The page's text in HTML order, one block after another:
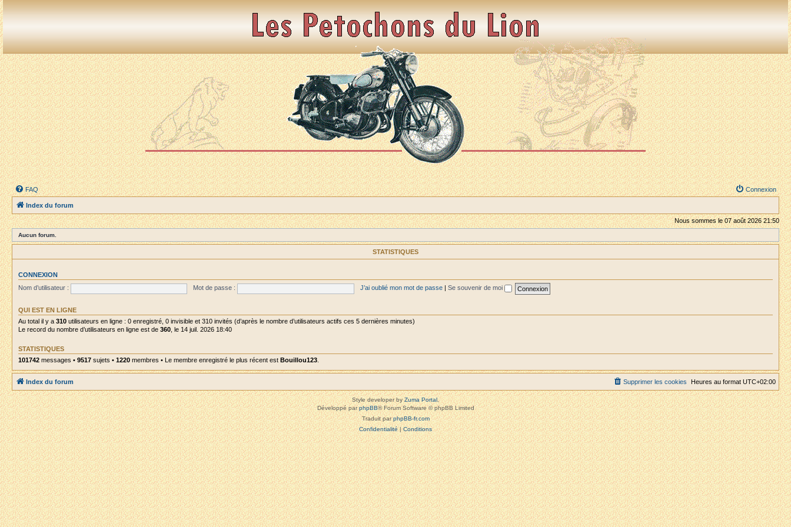
FAQ Connexion
Index du forum
Nous sommes le 07 août 2026 21:50
Aucun forum.
STATISTIQUES
CONNEXION
Nom d’utilisateur :
Mot de passe : J’ai oublié mon mot de passe Se souvenir de moi
QUI EST EN LIGNE
Au total il y a 310 utilisateurs en ligne : 0 enregistré, 0 invisible et 310 invités (d’après le nombre d’utilisateurs actifs ces 5 dernières minutes)
Le record du nombre d’utilisateurs en ligne est de 360 , le 14 juil. 2026 18:40
STATISTIQUES
101742 messages • 9517 sujets • 1220 membres • Le membre enregistré le plus récent est Bouillou123
Index du forum Heures au format UTC+02:00
Supprimer les cookies
Style developer byZuma Portal,
Développé parphpBB® Forum Software © phpBB Limited
Traduit parphpBB-fr.com
Confidentialité|Conditions